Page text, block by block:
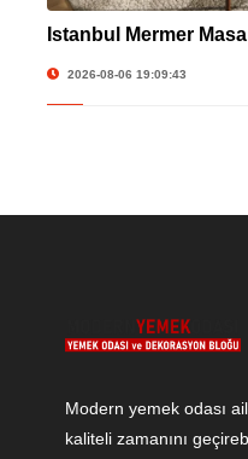
İstanbul Mermer
2026-08-06 19:09:43
Modern yemek odası
kaliteli zamanını